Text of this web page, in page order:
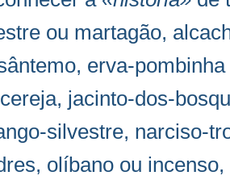
ou martagão,
erva-
jacinto-dos-
silvestre, narciso-
olíbano ou